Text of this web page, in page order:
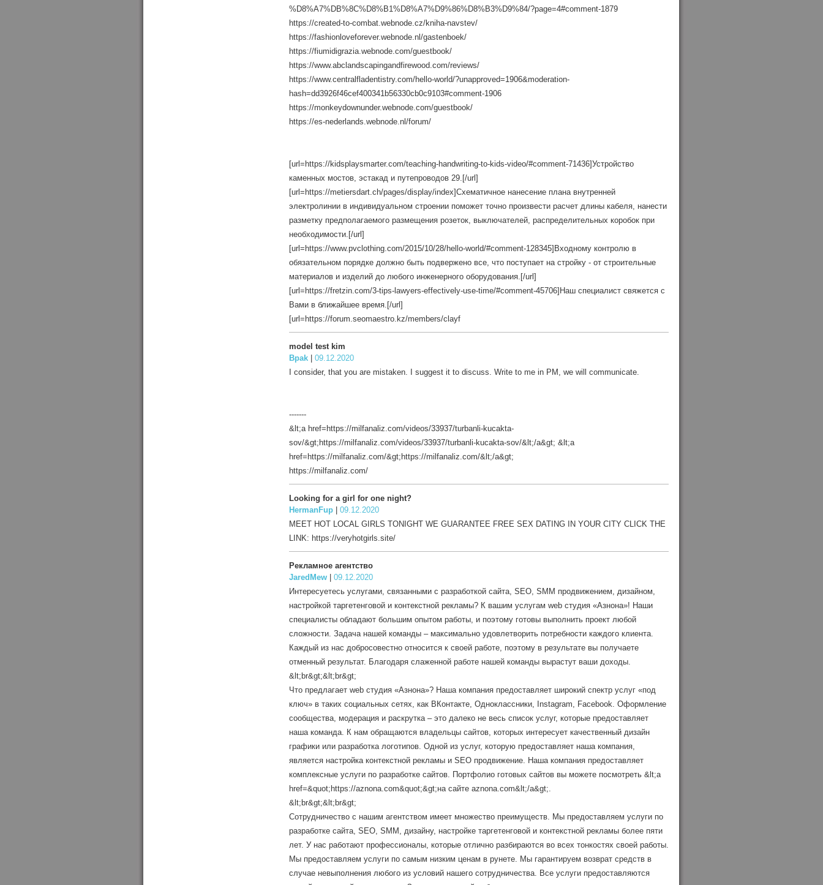
%D8%A7%DB%8C%D8%B1%D8%A7%D9%86%D8%B3%D9%84/?page=4#comment-1879
https://created-to-combat.webnode.cz/kniha-navstev/
https://fashionloveforever.webnode.nl/gastenboek/
https://fiumidigrazia.webnode.com/guestbook/
https://www.abclandscapingandfirewood.com/reviews/
https://www.centralfladentistry.com/hello-world/?unapproved=1906&moderation-
hash=dd3926f46cef400341b56330cb0c9103#comment-1906
https://monkeydownunder.webnode.com/guestbook/
https://es-nederlands.webnode.nl/forum/
[url=https://kidsplaysmarter.com/teaching-handwriting-to-kids-video/#comment-71436]Устройство
каменных мостов, эстакад и путепроводов 29.[/url]
[url=https://metiersdart.ch/pages/display/index]Схематичное нанесение плана внутренней
электролинии в индивидуальном строении поможет точно произвести расчет длины кабеля, нанести
разметку предполагаемого размещения розеток, выключателей, распределительных коробок при
необходимости.[/url]
[url=https://www.pvclothing.com/2015/10/28/hello-world/#comment-128345]Входному контролю в
обязательном порядке должно быть подвержено все, что поступает на стройку - от строительные
материалов и изделий до любого инженерного оборудования.[/url]
[url=https://fretzin.com/3-tips-lawyers-effectively-use-time/#comment-45706]Наш специалист свяжется с
Вами в ближайшее время.[/url]
[url=https://forum.seomaestro.kz/members/clayf
model test kim
Bpak
09.12.2020
I consider, that you are mistaken. I suggest it to discuss. Write to me in PM, we will communicate.
-------
&lt;a href=https://milfanaliz.com/videos/33937/turbanli-kucakta-
sov/&gt;https://milfanaliz.com/videos/33937/turbanli-kucakta-sov/&lt;/a&gt; &lt;a
href=https://milfanaliz.com/&gt;https://milfanaliz.com/&lt;/a&gt;
https://milfanaliz.com/
Looking for a girl for one night?
HermanFup
09.12.2020
MEET HOT LOCAL GIRLS TONIGHT WE GUARANTEE FREE SEX DATING IN YOUR CITY CLICK THE
LINK: https://veryhotgirls.site/
Рекламное агентство
JaredMew
09.12.2020
Интересуетесь услугами, связанными с разработкой сайта, SEO, SMM продвижением, дизайном,
настройкой таргетенговой и контекстной рекламы? К вашим услугам web студия «Азнона»! Наши
специалисты обладают большим опытом работы, и поэтому готовы выполнить проект любой
сложности. Задача нашей команды – максимально удовлетворить потребности каждого клиента.
Каждый из нас добросовестно относится к своей работе, поэтому в результате вы получаете
отменный результат. Благодаря слаженной работе нашей команды вырастут ваши доходы.
&lt;br&gt;&lt;br&gt;
Что предлагает web студия «Азнона»? Наша компания предоставляет широкий спектр услуг «под
ключ» в таких социальных сетях, как ВКонтакте, Одноклассники, Instagram, Facebook. Оформление
сообщества, модерация и раскрутка – это далеко не весь список услуг, которые предоставляет
наша команда. К нам обращаются владельцы сайтов, которых интересует качественный дизайн
графики или разработка логотипов. Одной из услуг, которую предоставляет наша компания,
является настройка контекстной рекламы и SEO продвижение. Наша компания предоставляет
комплексные услуги по разработке сайтов. Портфолио готовых сайтов вы можете посмотреть &lt;a
href=&quot;https://aznona.com&quot;&gt;на сайте aznona.com&lt;/a&gt;.
&lt;br&gt;&lt;br&gt;
Сотрудничество с нашим агентством имеет множество преимуществ. Мы предоставляем услуги по
разработке сайта, SEO, SMM, дизайну, настройке таргетенговой и контекстной рекламы более пяти
лет. У нас работают профессионалы, которые отлично разбираются во всех тонкостях своей работы.
Мы предоставляем услуги по самым низким ценам в рунете. Мы гарантируем возврат средств в
случае невыполнения любого из условий нашего сотрудничества. Все услуги предоставляются